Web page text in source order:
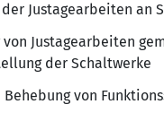
Justagearbeiten an
von Justagearbeiten
der Schaltwerke
Behebung von